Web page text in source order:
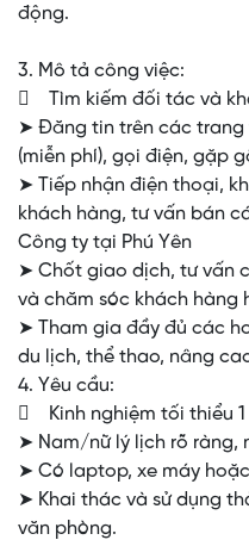
động.
3. Mô tả công việc:
 Tìm kiếm đối tác và
➤ Đăng tin trên các trang
(miễn phí), gọi điện, gặp
➤ Tiếp nhận điện thoại,
khách hàng, tư vấn bán
Công ty tại Phú Yên
➤ Chốt giao dịch, tư vấn
và chăm sóc khách hàng
➤ Tham gia đầy đủ các
du lịch, thể thao, nâng
4. Yêu cầu:
 Kinh nghiệm tối thiểu 1
➤ Nam/nữ lý lịch rõ ràng,
➤ Có laptop, xe máy
➤ Khai thác và sử dụng
văn phòng.